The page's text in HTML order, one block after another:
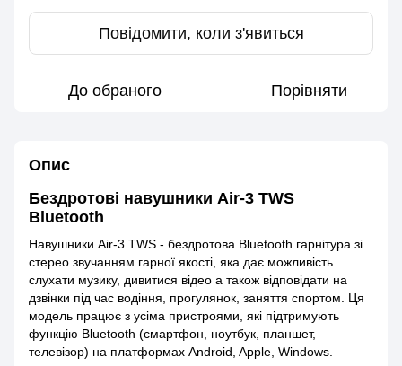
Повідомити, коли з'явиться
До обраного Порівняти
Опис
Бездротові навушники Air-3 TWS
Bluetooth
Навушники Air-3 TWS - бездротова Bluetooth гарнітура зі
стерео звучанням гарної якості, яка дає можливість
слухати музику, дивитися відео а також відповідати на
дзвінки під час водіння, прогулянок, заняття спортом. Ця
модель працює з усіма пристроями, які підтримують
функцію Bluetooth (смартфон, ноутбук, планшет,
телевізор) на платформах Android, Apple, Windows.